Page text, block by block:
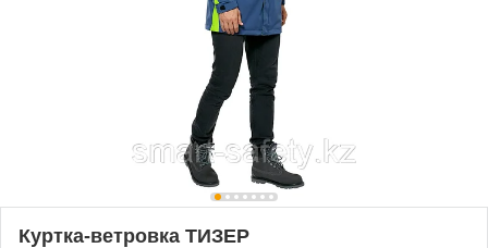
Куртка-ветровка ТИЗЕР